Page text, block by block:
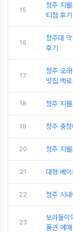
15
청주 지
티점 후기
16
청주대
후기
17
청주 오
맛집 백
18 청주 지
19 청주 충
20 청주 지
21 대형 베
22
23
보라돌
품권 예매